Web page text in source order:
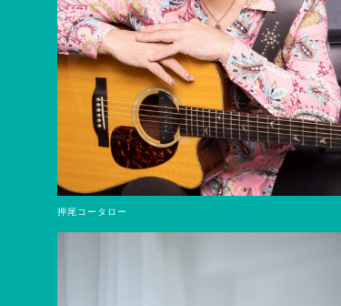
押尾コータロー